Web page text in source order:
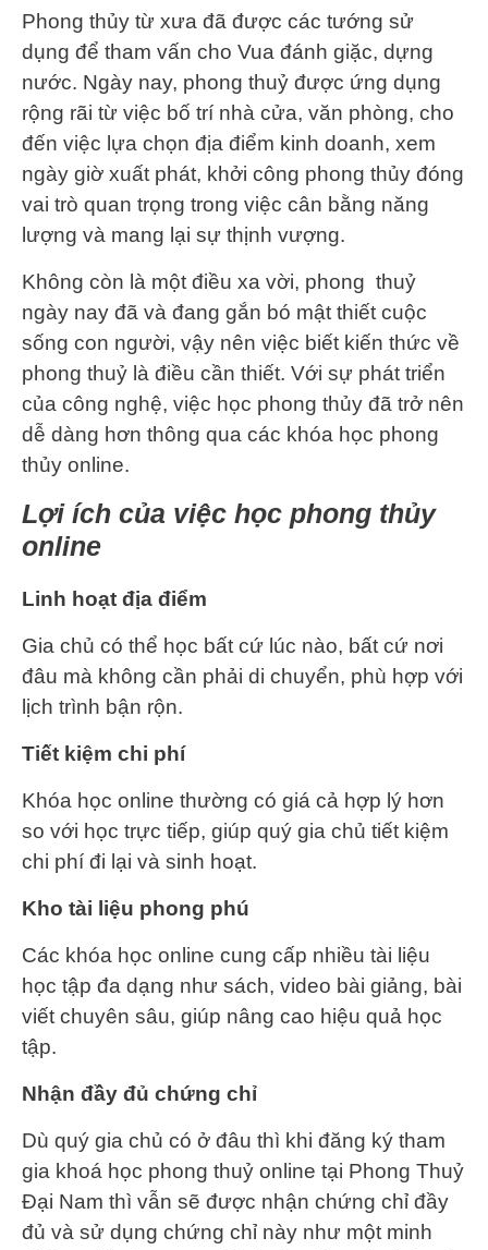
Phong thủy từ xưa đã được các tướng sử
dụng để tham vấn cho Vua đánh giặc, dựng
nước. Ngày nay, phong thuỷ được ứng dụng
rộng rãi từ việc bố trí nhà cửa, văn phòng, cho
đến việc lựa chọn địa điểm kinh doanh, xem
ngày giờ xuất phát, khởi công phong thủy đóng
vai trò quan trọng trong việc cân bằng năng
lượng và mang lại sự thịnh vượng.
Không còn là một điều xa vời, phong thuỷ
ngày nay đã và đang gắn bó mật thiết cuộc
sống con người, vậy nên việc biết kiến thức về
phong thuỷ là điều cần thiết. Với sự phát triển
của công nghệ, việc học phong thủy đã trở nên
dễ dàng hơn thông qua các khóa học phong
thủy online.
Lợi ích của việc học phong thủy
online
Linh hoạt địa điểm
Gia chủ có thể học bất cứ lúc nào, bất cứ nơi
đâu mà không cần phải di chuyển, phù hợp với
lịch trình bận rộn.
Tiết kiệm chi phí
Khóa học online thường có giá cả hợp lý hơn
so với học trực tiếp, giúp quý gia chủ tiết kiệm
chi phí đi lại và sinh hoạt.
Kho tài liệu phong phú
Các khóa học online cung cấp nhiều tài liệu
học tập đa dạng như sách, video bài giảng, bài
viết chuyên sâu, giúp nâng cao hiệu quả học
tập.
Nhận đầy đủ chứng chỉ
Dù quý gia chủ có ở đâu thì khi đăng ký tham
gia khoá học phong thuỷ online tại Phong Thuỷ
Đại Nam thì vẫn sẽ được nhận chứng chỉ đầy
đủ và sử dụng chứng chỉ này như một minh